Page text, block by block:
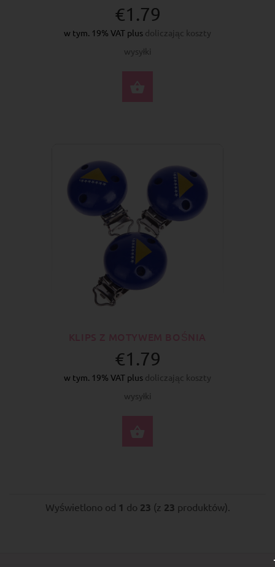
€1.79
w tym. 19% VAT plus doliczając koszty
wysyłki
€1.79
w tym. 19% VAT plus doliczając koszty
wysyłki
Wyświetlono od 1 do 23 (z 23 produktów).